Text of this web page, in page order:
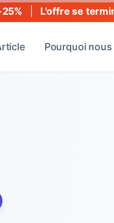
L'offre se
Pourquoi